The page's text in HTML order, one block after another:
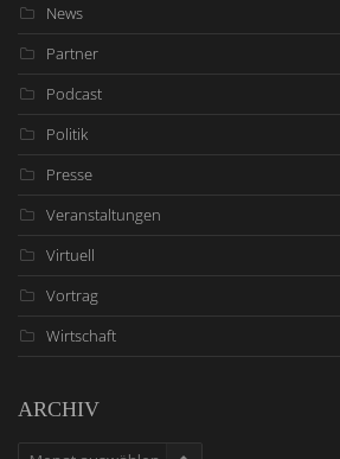
News
Partner
Podcast
Politik
Presse
Veranstaltungen
Virtuell
Vortrag
Wirtschaft
ARCHIV
ARCHIV